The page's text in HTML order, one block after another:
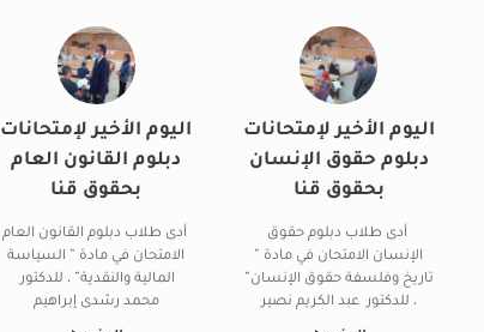
اليوم الأخير لإمتحانات
دبلوم حقوق الإنسان
بحقوق قنا
أدى طلاب دبلوم حقوق
الإنسان الامتحان في مادة ”
تاريخ وفلسفة حقوق الإنسان”
، للدكتور عبد الكريم نصير
اليوم الأخير لإمتحانات
دبلوم القانون العام
بحقوق قنا
أدى طلاب دبلوم القانون العام
الامتحان في مادة ” السياسة
المالية والنقدية” ، للدكتور
محمد رشدى إبراهيم